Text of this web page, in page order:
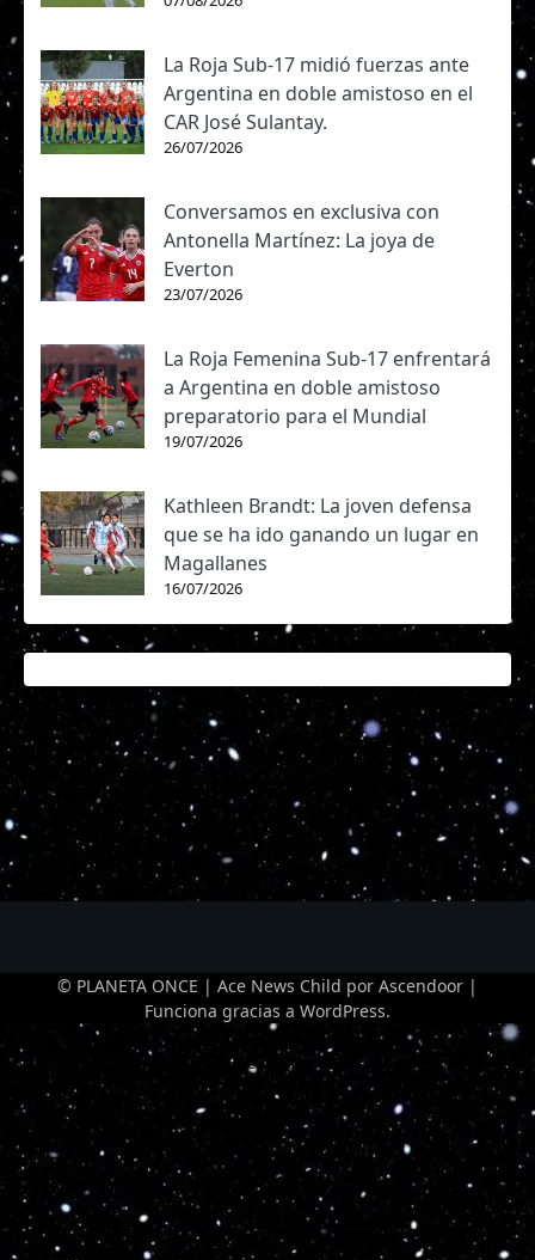
La Roja Sub-17 midió fuerzas ante
Argentina en doble amistoso en el
CAR José Sulantay.
26/07/2026
Conversamos en exclusiva con
Antonella Martínez: La joya de
Everton
23/07/2026
La Roja Femenina Sub-17 enfrentará
a Argentina en doble amistoso
preparatorio para el Mundial
19/07/2026
Kathleen Brandt: La joven defensa
que se ha ido ganando un lugar en
Magallanes
16/07/2026
© PLANETA ONCE | Ace News Child por Ascendoor |
Funciona gracias a WordPress.
Optimized by Seraphinite Accelerator
Turns on site high speed to be attractive for people and search engines.